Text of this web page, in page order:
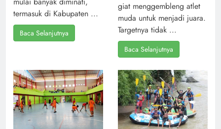
termasuk di Kabupaten ...
Baca Selanjutnya
giat menggembleng atlet
muda untuk menjadi juara.
Targetnya tidak ...
Baca Selanjutnya